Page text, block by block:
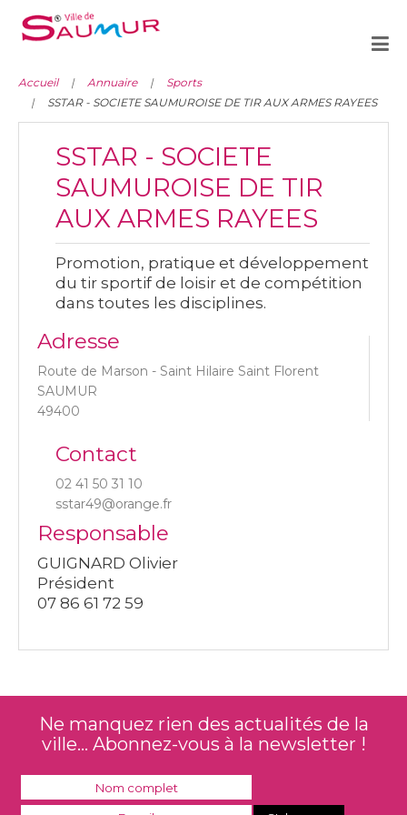
Accueil Annuaire
Sports
SSTAR - SOCIETE SAUMUROISE DE TIR AUX ARMES RAYEES
SSTAR - SOCIETE
SAUMUROISE DE TIR
AUX ARMES RAYEES
Promotion, pratique et développement
du tir sportif de loisir et de compétition
dans toutes les disciplines.
Adresse
Route de Marson - Saint Hilaire Saint Florent
SAUMUR
49400
Contact
02 41 50 31 10
sstar49@orange.fr
Responsable
GUIGNARD Olivier
Président
07 86 61 72 59
Ne manquez rien des actualités de la
ville... Abonnez-vous à la newsletter !